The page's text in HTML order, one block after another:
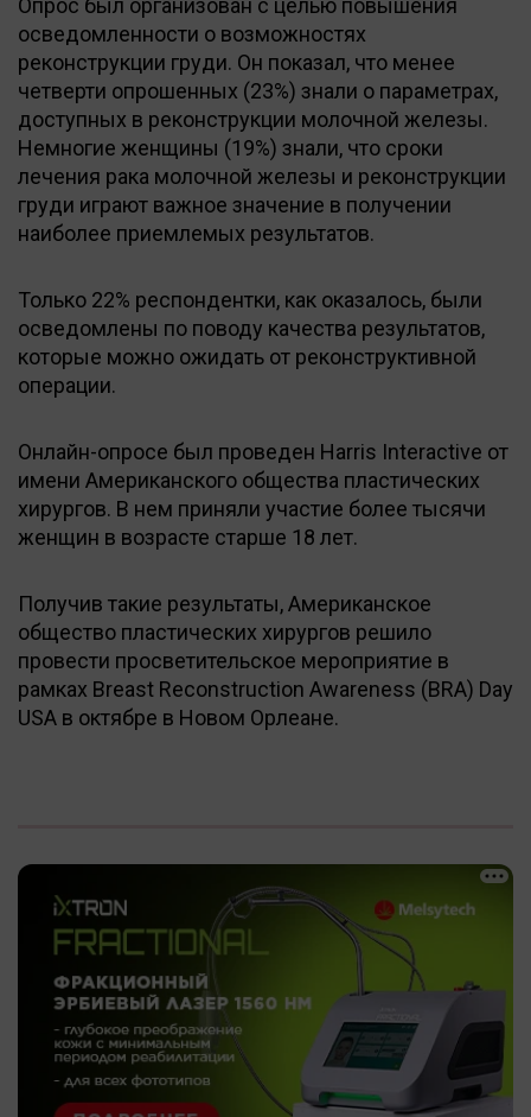
Опрос был организован с целью повышения
осведомленности о возможностях
реконструкции груди. Он показал, что менее
четверти опрошенных (23%) знали о параметрах,
доступных в реконструкции молочной железы.
Немногие женщины (19%) знали, что сроки
лечения рака молочной железы и реконструкции
груди играют важное значение в получении
наиболее приемлемых результатов.
Только 22% респондентки, как оказалось, были
осведомлены по поводу качества результатов,
которые можно ожидать от реконструктивной
операции.
Онлайн-опросе был проведен Harris Interactive от
имени Американского общества пластических
хирургов. В нем приняли участие более тысячи
женщин в возрасте старше 18 лет.
Получив такие результаты, Американское
общество пластических хирургов решило
провести просветительское мероприятие в
рамках Breast Reconstruction Awareness (BRA) Day
USA в октябре в Новом Орлеане.